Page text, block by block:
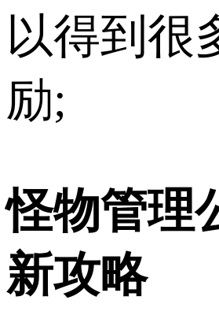
以得到很
励;
怪物管理
新攻略